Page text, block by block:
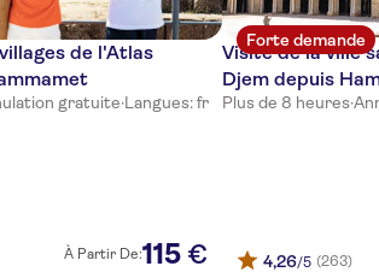
de l'Atlas
gratuite·Langues: fr
À Partir De:115 €
Forte demande
Visite de la ville
Djem depuis
Plus de 8 heures·
4,26/5 (263)